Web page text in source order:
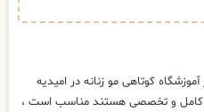
کوتاهی مو زنانه در امیدیه
و کامل و تخصصی هستند مناسب است ،